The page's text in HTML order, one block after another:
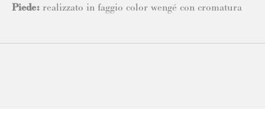
Piede: realizzato in faggio color wengé con cromatura